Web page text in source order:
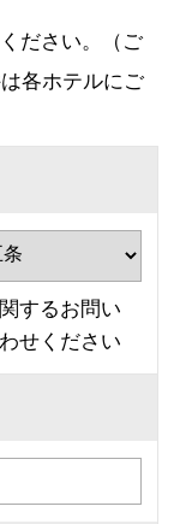
ださい。（ご
各ホテルにご
するお問い
せください